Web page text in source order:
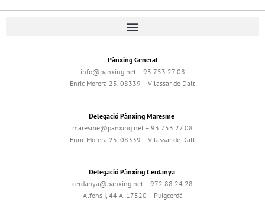
Pànxing General
info@panxing.net – 93 753 27 08
Enric Morera 25, 08339 – Vilassar de Dalt
Delegació Pànxing Maresme
maresme@panxing.net – 93 753 27 08
Enric Morera 25, 08339 – Vilassar de Dalt
Delegació Pànxing Cerdanya
cerdanya@panxing.net – 972 88 24 28
Alfons I, 44 A, 17520 – Puigcerdà